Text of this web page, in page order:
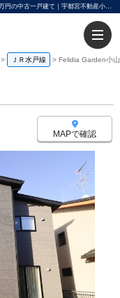
Felidia Garden小山市横倉 3号棟 栃木県小山市大字横倉 ｜2,990万円の中古一戸建て｜宇都宮不動産小山城南店
> ＪＲ水戸線 > Felidia Garden小
MAPで確認